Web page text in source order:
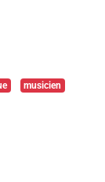
musicien